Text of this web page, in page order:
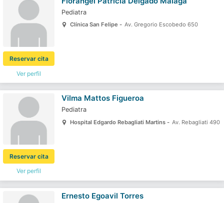
Ver perfil
Reservar cita
Pediatra
Clínica San Felipe - Av. Gregorio Escobedo 650
Ver perfil
Reservar cita
Vilma Mattos Figueroa
Pediatra
Hospital Edgardo Rebagliati Martins - Av. Rebagliati 490
Ernesto Egoavil Torres